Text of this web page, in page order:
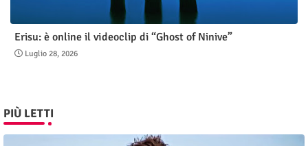
Erisu: è online il videoclip di “Ghost of Ninive”
Luglio 28, 2026
PIÙ LETTI